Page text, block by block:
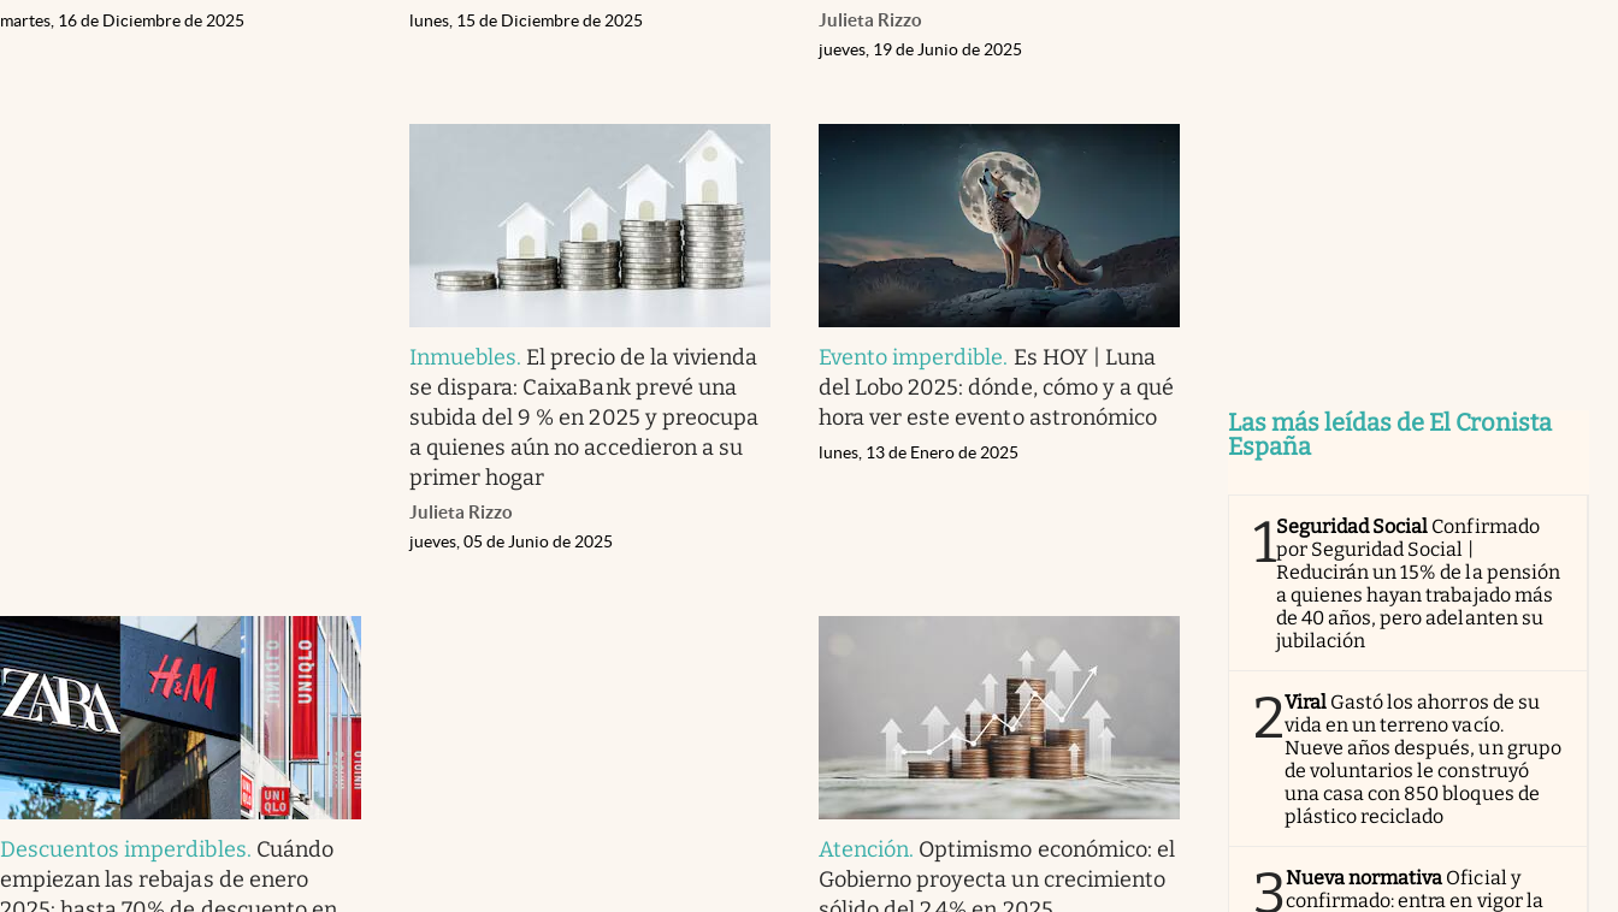
martes, 16 de Diciembre de 2025 lunes, 15 de Diciembre de 2025 Julieta Rizzo
jueves, 19 de Junio de 2025
Inmuebles. El precio de la vivienda
se dispara: CaixaBank prevé una
subida del 9 % en 2025 y preocupa
a quienes aún no accedieron a su
primer hogar
Julieta Rizzo
jueves, 05 de Junio de 2025
Evento imperdible. Es HOY | Luna
del Lobo 2025: dónde, cómo y a qué
hora ver este evento astronómico
lunes, 13 de Enero de 2025
Descuentos imperdibles. Cuándo
empiezan las rebajas de enero
Atención. Optimismo económico: el
Gobierno proyecta un crecimiento
Las más leídas de El Cronista
España
1Seguridad Social Confirmado
por Seguridad Social |
Reducirán un 15% de la pensión
a quienes hayan trabajado más
de 40 años, pero adelanten su
jubilación
2Viral Gastó los ahorros de su
vida en un terreno vacío.
Nueve años después, un grupo
de voluntarios le construyó
una casa con 850 bloques de
plástico reciclado
3Nueva normativa Oficial y
confirmado: entra en vigor la